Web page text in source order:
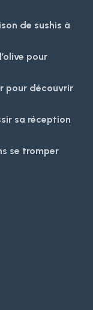
de sushis à
pour
pour découvrir
sa réception
se tromper